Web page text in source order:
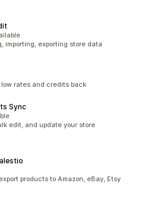
importing, exporting store data
rates and credits back
Sync
edit, and update your store
products to Amazon, eBay, Etsy